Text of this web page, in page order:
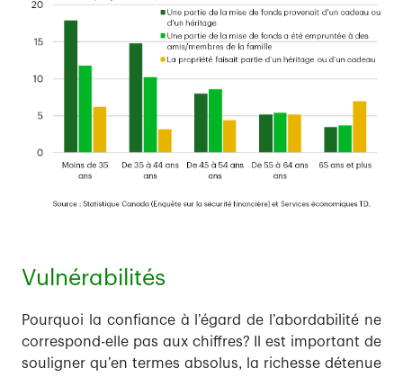
Vulnérabilités
Pourquoi la confiance à l’égard de l’abordabilité ne
correspond-elle pas aux chiffres? Il est important de
souligner qu’en termes absolus, la richesse détenue